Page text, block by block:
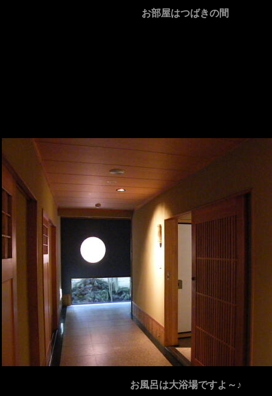
お部屋はつばきの間
お風呂は大浴場ですよ～♪